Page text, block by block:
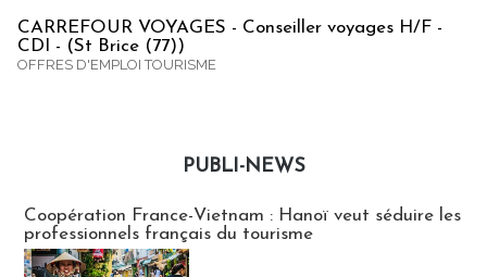
CARREFOUR VOYAGES - Conseiller voyages H/F -
CDI - (St Brice (77))
OFFRES D'EMPLOI TOURISME
PUBLI-NEWS
Coopération France-Vietnam : Hanoï veut séduire les
professionnels français du tourisme